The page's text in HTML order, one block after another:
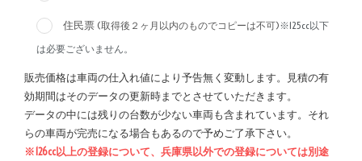
住民票 (取得後２ヶ月以内のものでコピーは不可)※125cc以下
は必要ございません。
販売価格は車両の仕入れ値により予告無く変動します。見積の有
効期間はそのデータの更新時までとさせていただきます。
データの中には残りの台数が少ない車両も含まれています。それ
らの車両が完売になる場合もあるので予めご了承下さい。
※126cc以上の登録について、兵庫県以外での登録については別途